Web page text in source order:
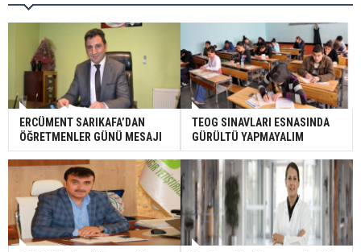
ERCÜMENT SARIKAFA’DAN
ÖĞRETMENLER GÜNÜ MESAJI
TEOG SINAVLARI ESNASINDA
GÜRÜLTÜ YAPMAYALIM